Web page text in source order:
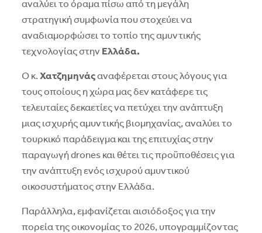
αναλύει το όραμα πίσω από τη μεγάλη
στρατηγική συμφωνία που στοχεύει να
αναδιαμορφώσει το τοπίο της αμυντικής
τεχνολογίας στην Ελλάδα.
Ο κ. Χατζημηνάςαναφέρεται στους λόγους για
τους οποίους η χώρα μας δεν κατάφερε τις
τελευταίες δεκαετίες να πετύχει την ανάπτυξη
μιας ισχυρής αμυντικής βιομηχανίας, αναλύει το
τουρκικό παράδειγμα και της επιτυχίας στην
παραγωγή drones και θέτει τις προϋποθέσεις για
την ανάπτυξη ενός ισχυρού αμυντικού
οικοσυστήματος στην Ελλάδα.
Παράλληλα, εμφανίζεται αισιόδοξος για την
πορεία της οικονομίας το 2026, υπογραμμίζοντας